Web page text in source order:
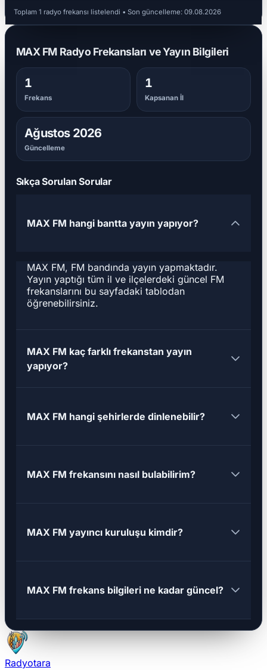
Toplam 1 radyo frekansı listelendi • Son güncelleme:09.08.2026
MAX FM Radyo Frekansları ve Yayın Bilgileri
1
Frekans
1
Kapsanan İl
Ağustos 2026
Güncelleme
Sıkça Sorulan Sorular
MAX FM hangi bantta yayın yapıyor?
MAX FM, FM bandında yayın yapmaktadır.
Yayın yaptığı tüm il ve ilçelerdeki güncel FM
frekanslarını bu sayfadaki tablodan
öğrenebilirsiniz.
MAX FM kaç farklı frekanstan yayın
yapıyor?
MAX FM hangi şehirlerde dinlenebilir?
MAX FM frekansını nasıl bulabilirim?
MAX FM yayıncı kuruluşu kimdir?
MAX FM frekans bilgileri ne kadar güncel?
Radyotara